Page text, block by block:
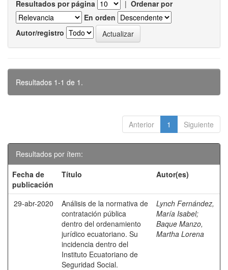
Resultados por página | Ordenar por
En orden
Autor/registro
Resultados 1-1 de 1.
Anterior 1 Siguiente
Resultados por ítem:
Fecha de
publicación
Título Autor(es)
29-abr-2020
Análisis de la normativa de
contratación pública
dentro del ordenamiento
jurídico ecuatoriano. Su
incidencia dentro del
Instituto Ecuatoriano de
Seguridad Social.
Lynch Fernández,
María Isabel;
Baque Manzo,
Martha Lorena